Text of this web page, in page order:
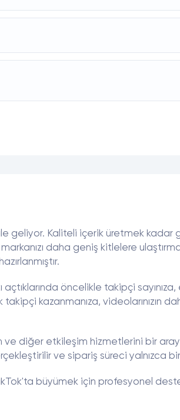
geliyor. Kaliteli içerik üretmek
daha geniş kitlelere
öncelikle takipçi
kazanmanıza, videolarınızın
diğer etkileşim hizmetlerini bir
ve sipariş süreci yalnızca
büyümek için profesyonel